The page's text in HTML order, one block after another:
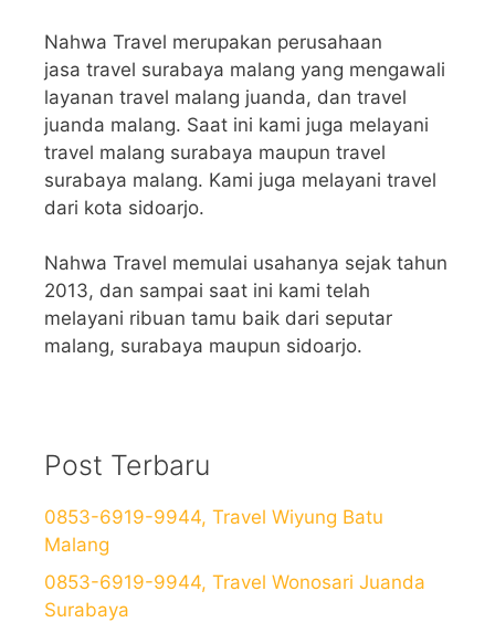
Nahwa Travel merupakan perusahaan
jasa travel surabaya malang yang mengawali
layanan travel malang juanda, dan travel
juanda malang. Saat ini kami juga melayani
travel malang surabaya maupun travel
surabaya malang. Kami juga melayani travel
dari kota sidoarjo.
Nahwa Travel memulai usahanya sejak tahun
2013, dan sampai saat ini kami telah
melayani ribuan tamu baik dari seputar
malang, surabaya maupun sidoarjo.
Post Terbaru
0853-6919-9944, Travel Wiyung Batu
Malang
0853-6919-9944, Travel Wonosari Juanda
Surabaya